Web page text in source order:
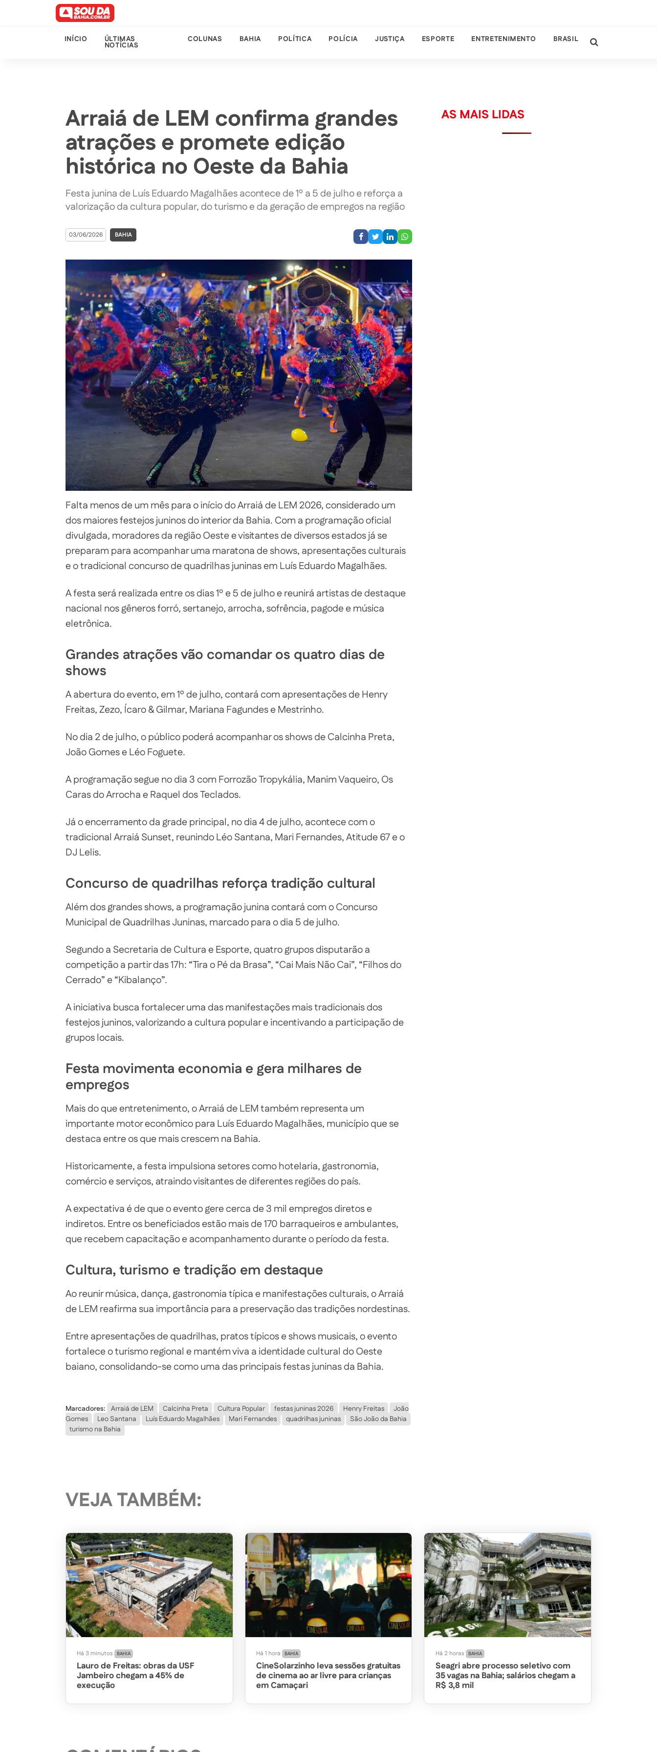
INÍCIO ÚLTIMAS
NOTÍCIAS
COLUNAS BAHIA POLÍTICA POLÍCIA JUSTIÇA ESPORTE ENTRETENIMENTO BRASIL
Arraiá de LEM confirma grandes
atrações e promete edição
histórica no Oeste da Bahia
Festa junina de Luís Eduardo Magalhães acontece de 1º a 5 de julho e reforça a
valorização da cultura popular, do turismo e da geração de empregos na região
03/06/2026 BAHIA
Falta menos de um mês para o início do Arraiá de LEM 2026, considerado um
dos maiores festejos juninos do interior da Bahia. Com a programação oficial
divulgada, moradores da região Oeste e visitantes de diversos estados já se
preparam para acompanhar uma maratona de shows, apresentações culturais
e o tradicional concurso de quadrilhas juninas em Luís Eduardo Magalhães.
A festa será realizada entre os dias 1º e 5 de julho e reunirá artistas de destaque
nacional nos gêneros forró, sertanejo, arrocha, sofrência, pagode e música
eletrônica.
Grandes atrações vão comandar os quatro dias de
shows
A abertura do evento, em 1º de julho, contará com apresentações de Henry
Freitas, Zezo, Ícaro & Gilmar, Mariana Fagundes e Mestrinho.
No dia 2 de julho, o público poderá acompanhar os shows de Calcinha Preta,
João Gomes e Léo Foguete.
A programação segue no dia 3 com Forrozão Tropykália, Manim Vaqueiro, Os
Caras do Arrocha e Raquel dos Teclados.
Já o encerramento da grade principal, no dia 4 de julho, acontece com o
tradicional Arraiá Sunset, reunindo Léo Santana, Mari Fernandes, Atitude 67 e o
DJ Lelis.
Concurso de quadrilhas reforça tradição cultural
Além dos grandes shows, a programação junina contará com o Concurso
Municipal de Quadrilhas Juninas, marcado para o dia 5 de julho.
Segundo a Secretaria de Cultura e Esporte, quatro grupos disputarão a
competição a partir das 17h: “Tira o Pé da Brasa”, “Cai Mais Não Cai”, “Filhos do
Cerrado” e “Kibalanço”.
A iniciativa busca fortalecer uma das manifestações mais tradicionais dos
festejos juninos, valorizando a cultura popular e incentivando a participação de
grupos locais.
Festa movimenta economia e gera milhares de
empregos
Mais do que entretenimento, o Arraiá de LEM também representa um
importante motor econômico para Luís Eduardo Magalhães, município que se
destaca entre os que mais crescem na Bahia.
Historicamente, a festa impulsiona setores como hotelaria, gastronomia,
comércio e serviços, atraindo visitantes de diferentes regiões do país.
A expectativa é de que o evento gere cerca de 3 mil empregos diretos e
indiretos. Entre os beneficiados estão mais de 170 barraqueiros e ambulantes,
que recebem capacitação e acompanhamento durante o período da festa.
Cultura, turismo e tradição em destaque
Ao reunir música, dança, gastronomia típica e manifestações culturais, o Arraiá
de LEM reafirma sua importância para a preservação das tradições nordestinas.
Entre apresentações de quadrilhas, pratos típicos e shows musicais, o evento
fortalece o turismo regional e mantém viva a identidade cultural do Oeste
baiano, consolidando-se como uma das principais festas juninas da Bahia.
Marcadores: Arraiá de LEM Calcinha Preta Cultura Popular festas juninas 2026 Henry Freitas
João
Gomes
Leo Santana Luís Eduardo Magalhães Mari Fernandes quadrilhas juninas
São João da Bahia
turismo na Bahia
AS MAIS LIDAS
VEJA TAMBÉM:
Há 3 minutos BAHIA
Lauro de Freitas: obras da USF
Jambeiro chegam a 45% de
execução
Há 1 hora BAHIA
CineSolarzinho leva sessões gratuitas
de cinema ao ar livre para crianças
em Camaçari
Há 2 horas BAHIA
Seagri abre processo seletivo com
35 vagas na Bahia; salários chegam a
R$ 3,8 mil